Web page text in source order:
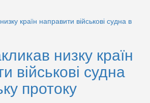
низку країн
військові судна
протоку